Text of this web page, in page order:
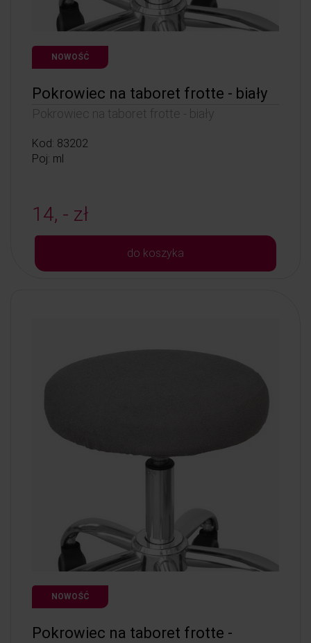
NOWOŚĆ
Pokrowiec na taboret frotte - biały
Pokrowiec na taboret frotte - biały
Kod: 83202
Poj: ml
14, - zł
do koszyka
NOWOŚĆ
Pokrowiec na taboret frotte -